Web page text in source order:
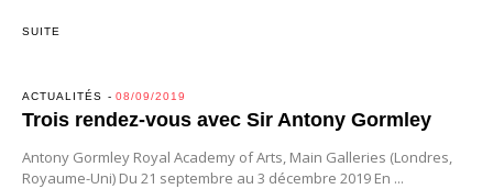
SUITE
ACTUALITÉS 08/09/2019
Trois rendez-vous avec Sir Antony Gormley
Antony Gormley Royal Academy of Arts, Main Galleries (Londres,
Royaume-Uni) Du 21 septembre au 3 décembre 2019 En ...